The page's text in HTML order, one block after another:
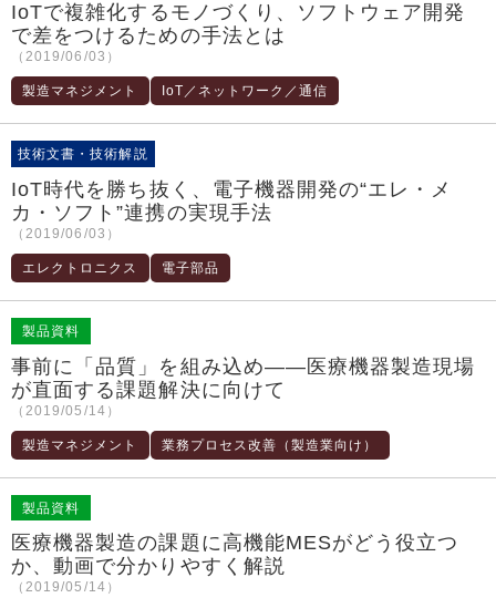
IoTで複雑化するモノづくり、ソフトウェア開発
で差をつけるための手法とは
（2019/06/03）
製造マネジメント IoT／ネットワーク／通信
技術文書・技術解説
IoT時代を勝ち抜く、電子機器開発の“エレ・メ
カ・ソフト”連携の実現手法
（2019/06/03）
エレクトロニクス 電子部品
製品資料
事前に「品質」を組み込め――医療機器製造現場
が直面する課題解決に向けて
（2019/05/14）
製造マネジメント 業務プロセス改善（製造業向け）
製品資料
医療機器製造の課題に高機能MESがどう役立つ
か、動画で分かりやすく解説
（2019/05/14）